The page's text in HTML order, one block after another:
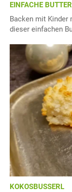
EINFACHE
Backen mit Kinder
dieser einfachen
KOKOSBUSSERL